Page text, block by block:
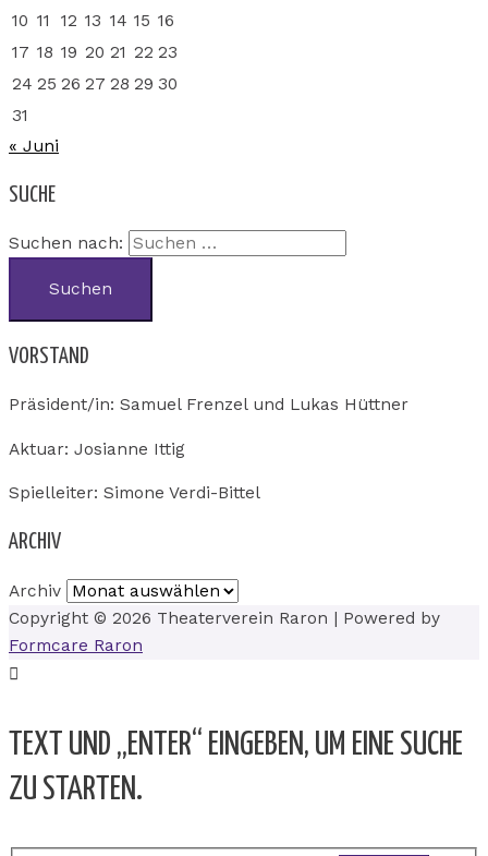
10 11 12 13 14 15 16
17 18 19 20 21 22 23
24 25 26 27 28 29 30
31
« Juni
SUCHE
Suchen nach:
VORSTAND
Präsident/in: Samuel Frenzel und Lukas Hüttner
Aktuar: Josianne Ittig
Spielleiter: Simone Verdi-Bittel
ARCHIV
Archiv
Copyright © 2026 Theaterverein Raron | Powered by
Formcare Raron
TEXT UND „ENTER“ EINGEBEN, UM EINE SUCHE
ZU STARTEN.